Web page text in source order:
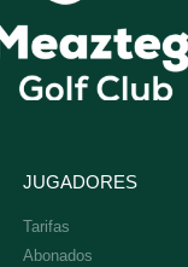
JUGADORES
Tarifas
Abonados